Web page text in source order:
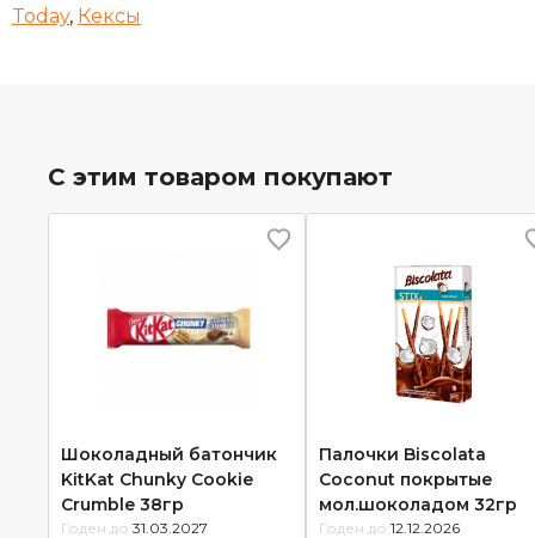
Today, Кексы
С этим товаром покупают
Шоколадный батончик
KitKat Chunky Cookie
Crumble 38гр
Годен до: 31.03.2027
Палочки Biscolata
Сoconut покрытые
мол.шоколадом 32гр
Годен до: 12.12.2026